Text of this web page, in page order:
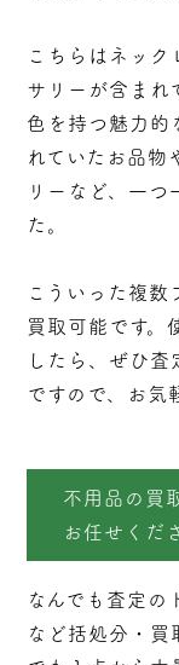
こちらはネック
サリーが含まれ
色を持つ魅力的
れていたお品物
リーなど、一つ
た。
こういった複数
買取可能です。
したら、ぜひ
ですので、お気
不用品の買
お任せくだ
なんでも査定の
など括処分・ 買